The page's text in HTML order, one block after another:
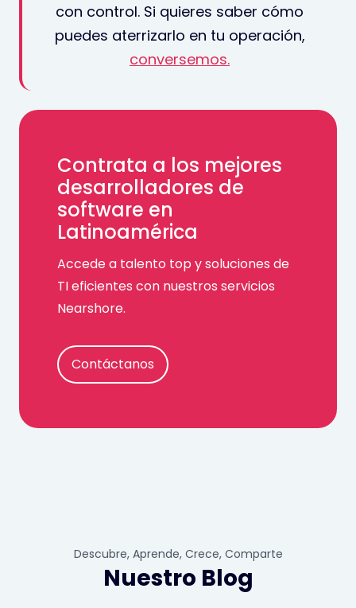
con control. Si quieres saber cómo
puedes aterrizarlo en tu operación,
conversemos.
Contrata a los mejores
desarrolladores de
software en
Latinoamérica
Accede a talento top y soluciones de
TI eficientes con nuestros servicios
Nearshore.
Contáctanos
Descubre, Aprende, Crece, Comparte
Nuestro Blog